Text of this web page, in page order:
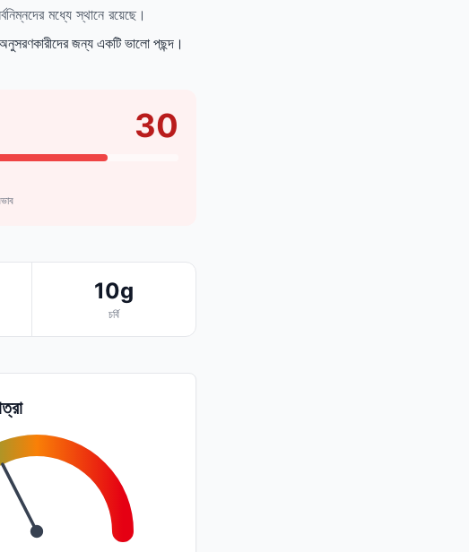
মধ্যে স্থানে রয়েছে।
জন্য একটি ভালো পছন্দ।
30
10g
চর্বি